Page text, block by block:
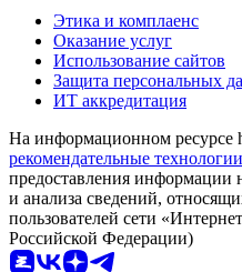
Этика и комплаенс
Оказание услуг
Использование сайтов
Защита персональных
ИТ аккредитация
На информационном ресурсе
рекомендательные технологии
предоставления информации
и анализа сведений,
пользователей сети
Российской Федерации)